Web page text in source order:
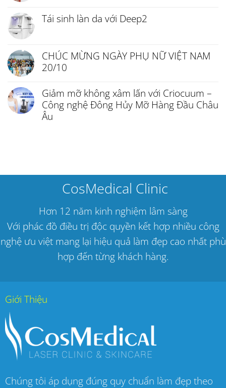
Tái sinh làn da với Deep2
CHÚC MỪNG NGÀY PHỤ NỮ VIỆT NAM
20/10
Giảm mỡ không xâm lấn với Criocuum –
Công nghệ Đông Hủy Mỡ Hàng Đầu Châu
Âu
CosMedical Clinic
Hơn 12 năm kinh nghiệm lâm sàng
Với phác đồ điều trị độc quyền kết hợp nhiều công
nghệ ưu việt mang lại hiệu quả làm đẹp cao nhất phù
hợp đến từng khách hàng.
Giới Thiệu
Chúng tôi áp dụng đúng quy chuẩn làm đẹp theo